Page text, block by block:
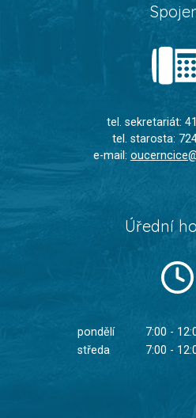
tel. sekretariát:
tel. starosta:
e-mail:
Úřední
pondělí 7:00 -
středa
7:00 -